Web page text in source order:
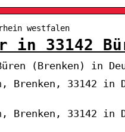
westfalen
in 33142
(Brenken) in
33142 in
33142 in